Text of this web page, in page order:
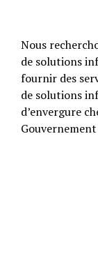
Nous
de solutions
fournir des
de solutions
d’envergure